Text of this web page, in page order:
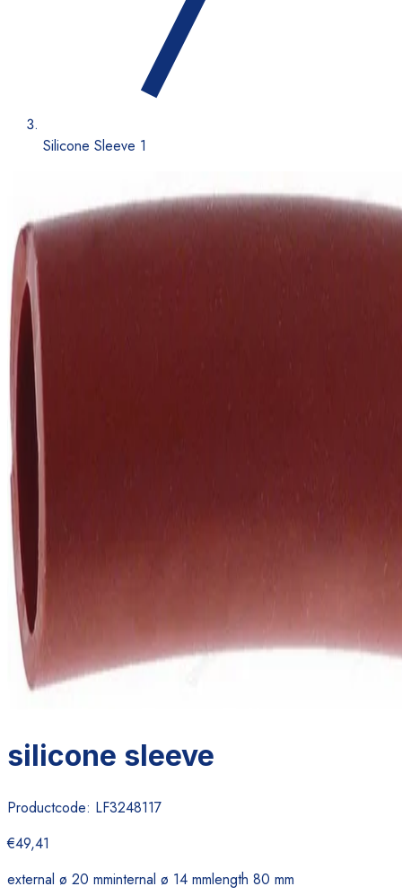
Silicone Sleeve 1
silicone sleeve
Productcode: LF3248117
€49,41
external ø 20 mminternal ø 14 mmlength 80 mm